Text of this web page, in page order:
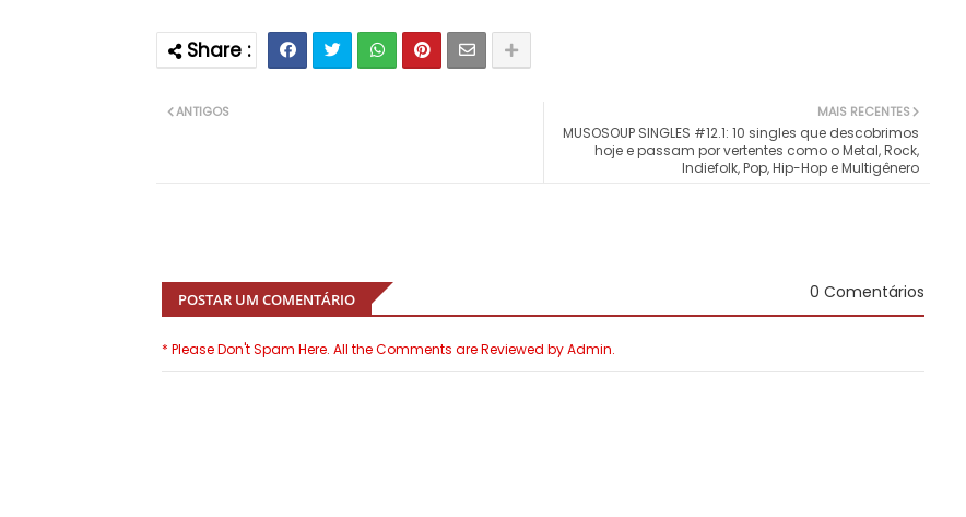
MAIS RECENTES
MUSOSOUP SINGLES #12.1: 10 singles que descobrimos
hoje e passam por vertentes como o Metal, Rock,
Indiefolk, Pop, Hip-Hop e Multigênero
ANTIGOS
POSTAR UM COMENTÁRIO 0 Comentários
* Please Don't Spam Here. All the Comments are Reviewed by Admin.